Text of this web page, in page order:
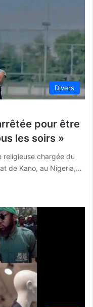
Divers
pour être
les soirs »
religieuse chargée du
de Kano, au Nigeria,…